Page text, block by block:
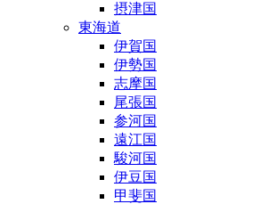
摂津国
東海道
伊賀国
伊勢国
志摩国
尾張国
参河国
遠江国
駿河国
伊豆国
甲斐国